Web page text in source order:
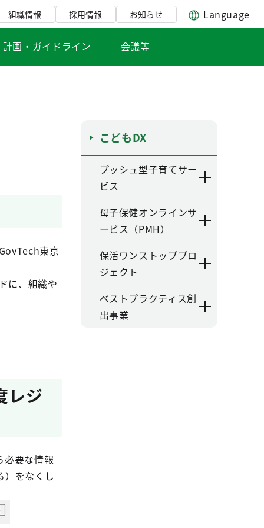
組織情報 採用情報 お知らせ Language
画・ガイドライン 会議等
東京
に、組織や
レジ
必要な情報
）をなくし
こどもDX
プッシュ型子育てサー
ビス
母子保健オンラインサ
ービス（PMH）
保活ワンストッププロ
ジェクト
ベストプラクティス創
出事業